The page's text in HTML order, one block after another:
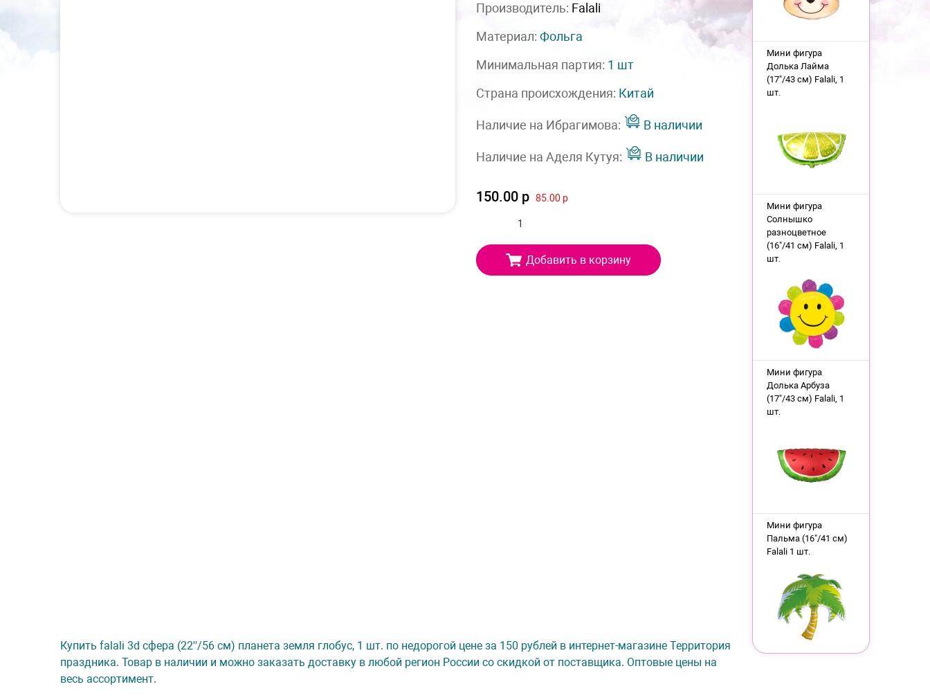
Производитель: Falali
Материал: Фольга
Минимальная партия: 1 шт
Страна происхождения: Китай
Наличие на Ибрагимова: В наличии
Наличие на Аделя Кутуя: В наличии
150.00 р 85.00 р
Добавить в корзину
Купить falali 3d сфера (22''/56 см) планета земля глобус, 1 шт. по недорогой цене за 150 рублей в интернет-магазине Территория
праздника. Товар в наличии и можно заказать доставку в любой регион России со скидкой от поставщика. Оптовые цены на
весь ассортимент.
Мини фигура
Долька Лайма
(17"/43 см) Falali, 1
шт.
Мини фигура
Солнышко
разноцветное
(16"/41 см) Falali, 1
шт.
Мини фигура
Долька Арбуза
(17"/43 см) Falali, 1
шт.
Мини фигура
Пальма (16"/41 см)
Falali 1 шт.